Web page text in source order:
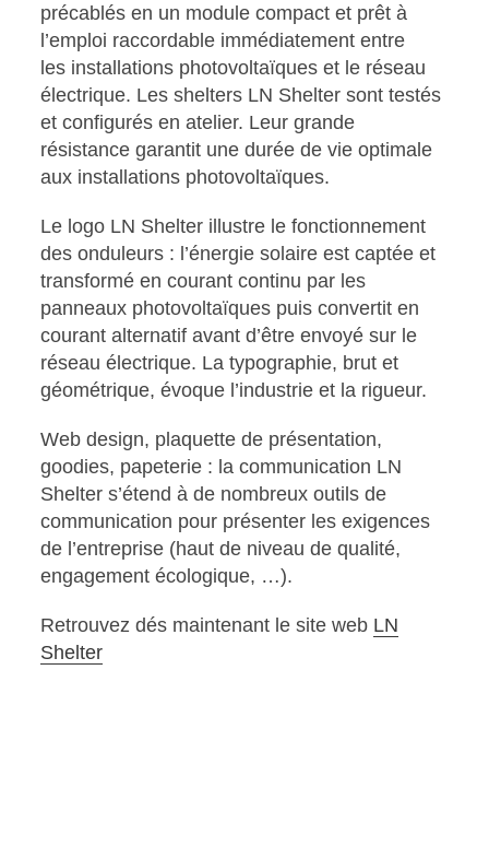
précablés en un module compact et prêt à
l’emploi raccordable immédiatement entre
les installations photovoltaïques et le réseau
électrique. Les shelters LN Shelter sont testés
et configurés en atelier. Leur grande
résistance garantit une durée de vie optimale
aux installations photovoltaïques.
Le logo LN Shelter illustre le fonctionnement
des onduleurs : l’énergie solaire est captée et
transformé en courant continu par les
panneaux photovoltaïques puis convertit en
courant alternatif avant d’être envoyé sur le
réseau électrique. La typographie, brut et
géométrique, évoque l’industrie et la rigueur.
Web design, plaquette de présentation,
goodies, papeterie : la communication LN
Shelter s’étend à de nombreux outils de
communication pour présenter les exigences
de l’entreprise (haut de niveau de qualité,
engagement écologique, …).
Retrouvez dés maintenant le site web LN
Shelter